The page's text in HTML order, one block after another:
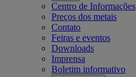
Centro de Informações
Preços dos metais
Contato
Feiras e eventos
Downloads
Imprensa
Boletim informativo